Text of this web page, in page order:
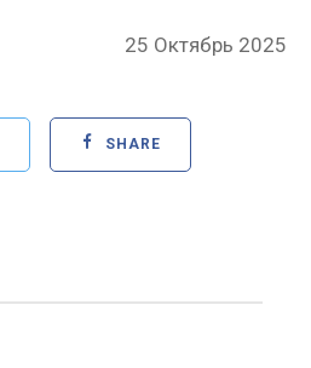
Posted
25 Октябрь 2025
SHARE